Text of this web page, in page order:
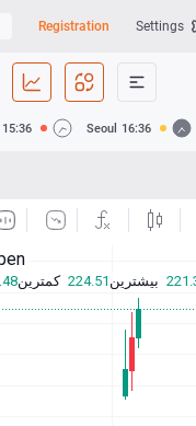
Settings
Registration
16:36
Seoul
15:36